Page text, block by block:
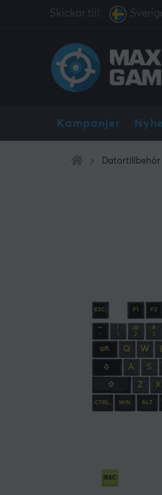
Skickar till:
Kampanjer
Datortillbehör